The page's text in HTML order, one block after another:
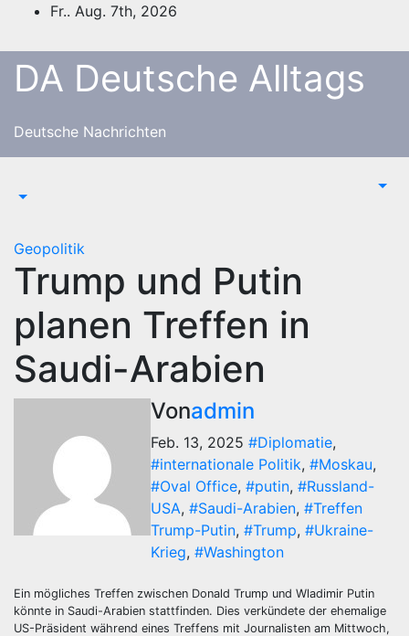
springen
Fr.. Aug. 7th, 2026
DA Deutsche Alltags
Deutsche Nachrichten
Geopolitik
Trump und Putin
planen Treffen in
Saudi-Arabien
Vonadmin
Feb. 13, 2025 #Diplomatie,
#internationale Politik, #Moskau,
#Oval Office, #putin, #Russland-
USA, #Saudi-Arabien, #Treffen
Trump-Putin, #Trump, #Ukraine-
Krieg, #Washington
Ein mögliches Treffen zwischen Donald Trump und Wladimir Putin
könnte in Saudi-Arabien stattfinden. Dies verkündete der ehemalige
US-Präsident während eines Treffens mit Journalisten am Mittwoch,